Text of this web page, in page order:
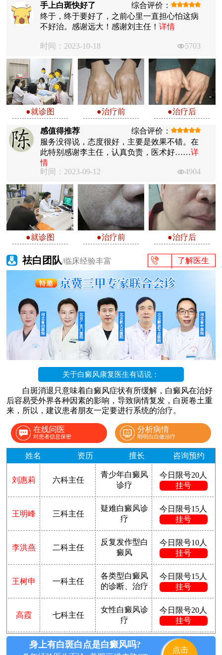
手上白斑快好了
综合评价：
终于，终于要好了，之前心里一直担心怕这病
不好治。感谢远大！感谢刘主任！详情
时间：2023-10-18 5703
●就诊图 ●治疗前 ●治疗后
感值得推荐
综合评价：
服务没得说，态度很好，主要是效果不错。在
此特别感谢李主任，认真负责，医术好……详
情
时间：2023-09-12
4904
●就诊图 ●治疗前 ●治疗后
祛白团队/临床经验丰富 了解医生
关于白癜风康复医生有话说：
白斑消退只意味着白癜风症状有所缓解，白癜风在治好
后容易受外界各种因素的影响，导致病情复发，白斑卷土重
来，所以，建议患者朋友一定要进行系统的治疗。
在线问医
对患者信息保密
分析病情
明明白白做治疗
姓名 资历 擅长 咨询预约
刘惠莉 六科主任
青少年白癜风
诊疗
今日限号20人
挂号
王明峰 三科主任
疑难白癜风诊
疗
今日限号15人
挂号
李洪燕 二科主任
反复发作型白
癜风
今日限号10人
挂号
王树申 一科主任
各类型白癜风
的诊断、治疗
今日限号15人
挂号
高霞 七科主任
女性白癜风诊
疗
今日限号20人
挂号
身上有白斑白点是白癜风吗?
点击